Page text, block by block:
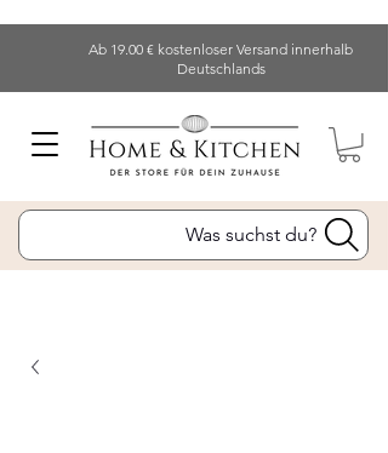
Ab 19.00 € kostenloser Versand innerhalb
Deutschlands
Was suchst du?